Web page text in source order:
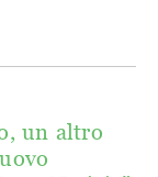
un altro